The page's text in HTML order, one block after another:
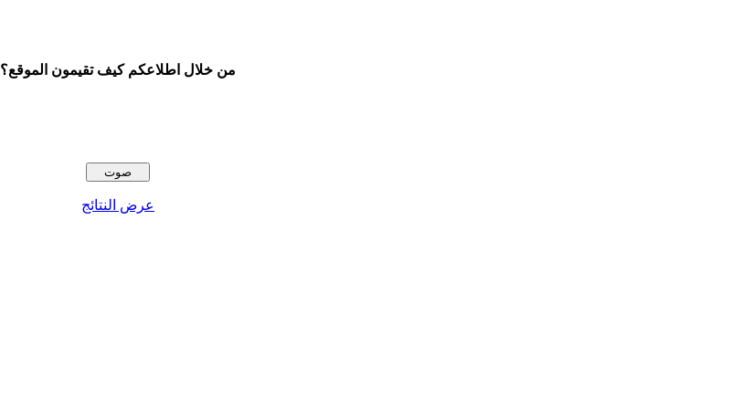
من خلال اطلاعكم كيف تقيمون الموقع؟
عرض النتائج